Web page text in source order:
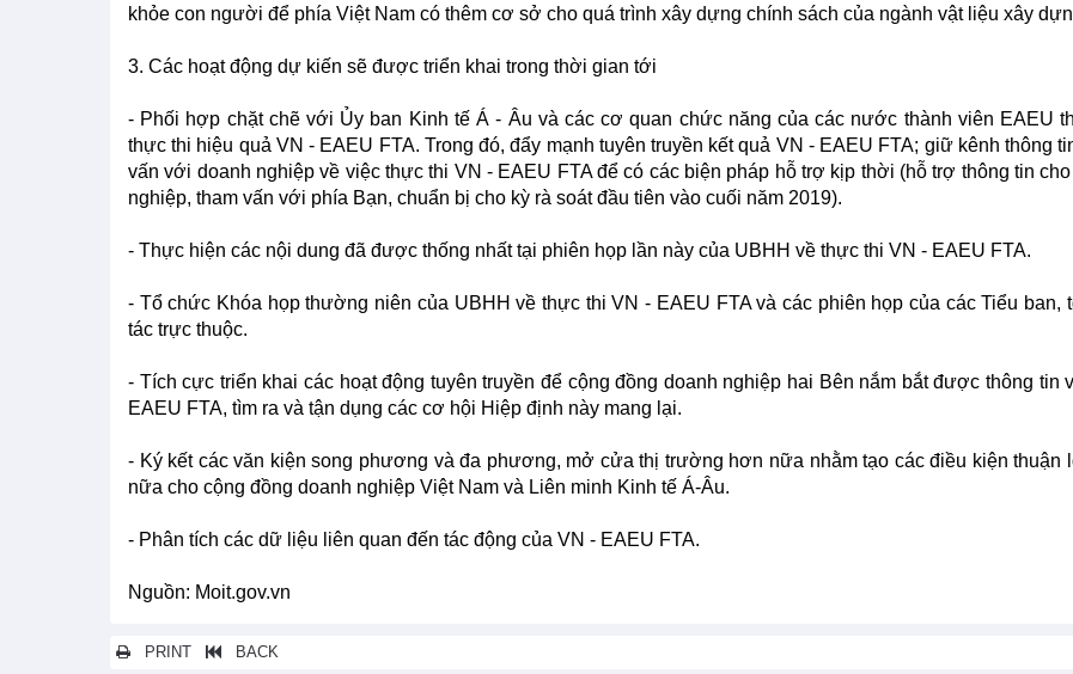
khỏe con người để phía Việt Nam có thêm cơ sở cho quá trình xây dựng chính sách của ngành vật liệu xây
3. Các hoạt động dự kiến sẽ được triển khai trong thời gian tới
- Phối hợp chặt chẽ với Ủy ban Kinh tế Á - Âu và các cơ quan chức năng của các nước thành viên EAEU
thực thi hiệu quả VN - EAEU FTA. Trong đó, đẩy mạnh tuyên truyền kết quả VN - EAEU FTA; giữ kênh thông
vấn với doanh nghiệp về việc thực thi VN - EAEU FTA để có các biện pháp hỗ trợ kịp thời (hỗ trợ thông tin
nghiệp, tham vấn với phía Bạn, chuẩn bị cho kỳ rà soát đầu tiên vào cuối năm 2019).
- Thực hiện các nội dung đã được thống nhất tại phiên họp lần này của UBHH về thực thi VN - EAEU FTA.
- Tổ chức Khóa họp thường niên của UBHH về thực thi VN - EAEU FTA và các phiên họp của các Tiểu ban,
tác trực thuộc.
- Tích cực triển khai các hoạt động tuyên truyền để cộng đồng doanh nghiệp hai Bên nắm bắt được thông tin
EAEU FTA, tìm ra và tận dụng các cơ hội Hiệp định này mang lại.
- Ký kết các văn kiện song phương và đa phương, mở cửa thị trường hơn nữa nhằm tạo các điều kiện thuận
nữa cho cộng đồng doanh nghiệp Việt Nam và Liên minh Kinh tế Á-Âu.
- Phân tích các dữ liệu liên quan đến tác động của VN - EAEU FTA.
Nguồn: Moit.gov.vn
PRINT BACK